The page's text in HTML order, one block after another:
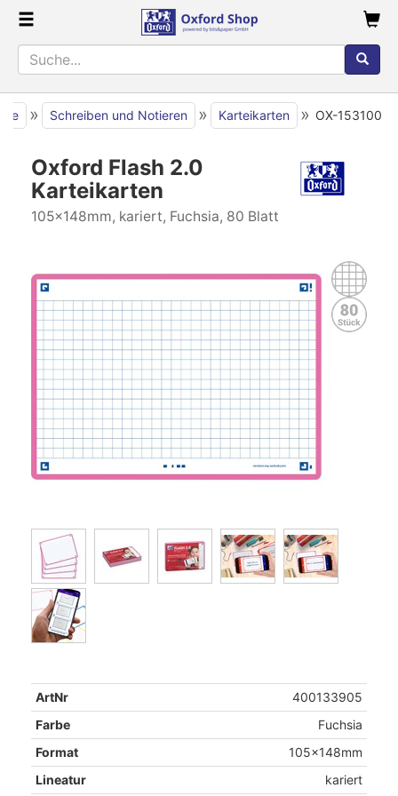
» Schreiben und Notieren » Karteikarten » OX-153100
Oxford Flash 2.0
Karteikarten
105x148mm, kariert, Fuchsia, 80 Blatt
ArtNr
400133905
Farbe
Fuchsia
Format
105x148mm
Lineatur
kariert